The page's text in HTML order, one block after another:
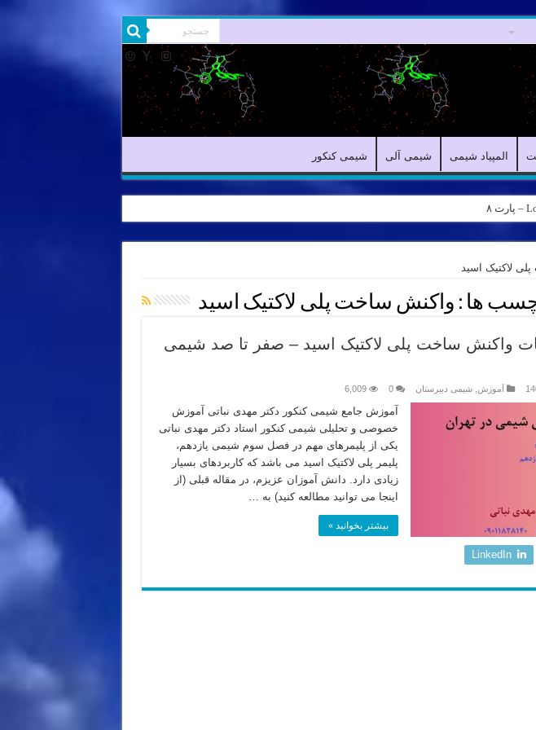
المپیاد شیمی شیمی آلی شیمی کنکور
لاکتیک اسید
ها : واکنش ساخت پلی لاکتیک اسید
واکنش ساخت پلی لاکتیک اسید – صفر تا صد شیمی
آموزش ,شیمی دبیرستان 0
6,009
آموزش جامع شیمی کنکور دکتر مهدی نباتی آموزش
خصوصی و تحلیلی شیمی کنکور استاد دکتر مهدی نباتی
یکی از پلیمرهای مهم در فصل سوم شیمی یازدهم،
پلیمر پلی لاکتیک اسید می باشد که کاربردهای بسیار
زیادی دارد. دانش آموزان عزیزم، در مقاله قبلی (از
اینجا می توانید مطالعه کنید) به …
بیشتر بخوانید »
LinkedIn